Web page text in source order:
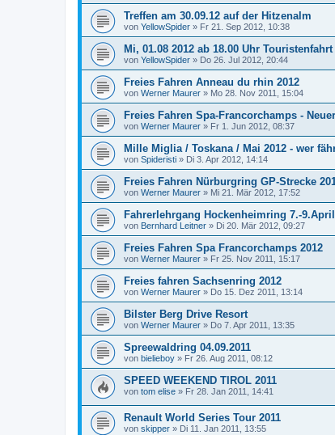
Treffen am 30.09.12 auf der Hitzenalm
von YellowSpider » Fr 21. Sep 2012, 10:38
Mi, 01.08 2012 ab 18.00 Uhr
von YellowSpider » Do 26. Jul 2012, 20:44
Freies Fahren Anneau du rhin 2012
von Werner Maurer » Mo 28. Nov 2011, 15:04
Freies Fahren Spa-Francorchamps -
von Werner Maurer » Fr 1. Jun 2012, 08:37
Mille Miglia / Toskana / Mai 2012 - wer
von Spideristi » Di 3. Apr 2012, 14:14
Freies Fahren Nürburgring GP-Strecke
von Werner Maurer » Mi 21. Mär 2012, 17:52
Fahrerlehrgang Hockenheimring 7.-
von Bernhard Leitner » Di 20. Mär 2012, 09:27
Freies Fahren Spa Francorchamps 2012
von Werner Maurer » Fr 25. Nov 2011, 15:17
Freies fahren Sachsenring 2012
von Werner Maurer » Do 15. Dez 2011, 13:14
Bilster Berg Drive Resort
von Werner Maurer » Do 7. Apr 2011, 13:35
Spreewaldring 04.09.2011
von bielieboy » Fr 26. Aug 2011, 08:12
SPEED WEEKEND TIROL 2011
von tom elise » Fr 28. Jan 2011, 14:41
Renault World Series Tour 2011
von skipper » Di 11. Jan 2011, 13:55